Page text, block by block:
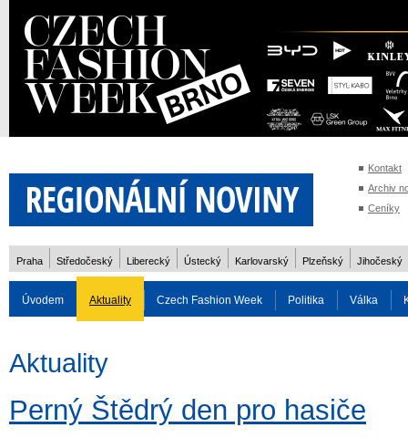
Kontakt
Archiv
Ceníky
Praha Středočeský Liberecký Ústecký Karlovarský Plzeňský Jihočeský
Úvodem Aktuality Czech Fashion Week Politika Válka
Aktuality
Perný Štědrý den pro hasiče